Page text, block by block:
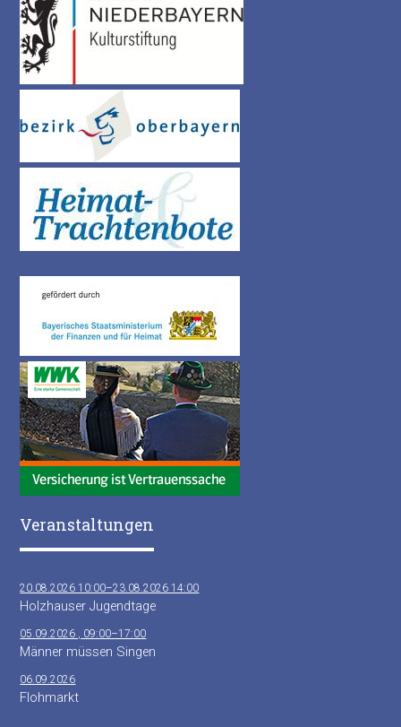
Veranstaltungen
20.08.2026 10:00–23.08.2026 14:00
Holzhauser Jugendtage
05.09.2026 , 09:00–17:00
Männer müssen Singen
06.09.2026
Flohmarkt